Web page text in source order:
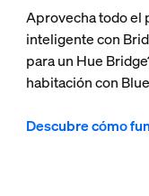
Aprovecha todo el
inteligente con
para un Hue
habitación con
Descubre cómo